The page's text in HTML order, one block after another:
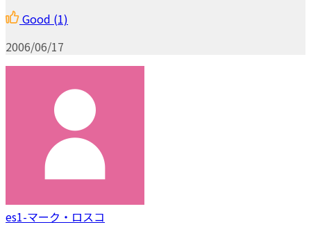
Good (1)
2006/06/17
es1-マーク・ロスコ